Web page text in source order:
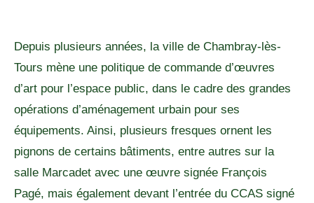
Depuis plusieurs années, la ville de Chambray-lès-
Tours mène une politique de commande d’œuvres
d’art pour l’espace public, dans le cadre des grandes
opérations d’aménagement urbain pour ses
équipements. Ainsi, plusieurs fresques ornent les
pignons de certains bâtiments, entre autres sur la
salle Marcadet avec une œuvre signée François
Pagé, mais également devant l’entrée du CCAS signé